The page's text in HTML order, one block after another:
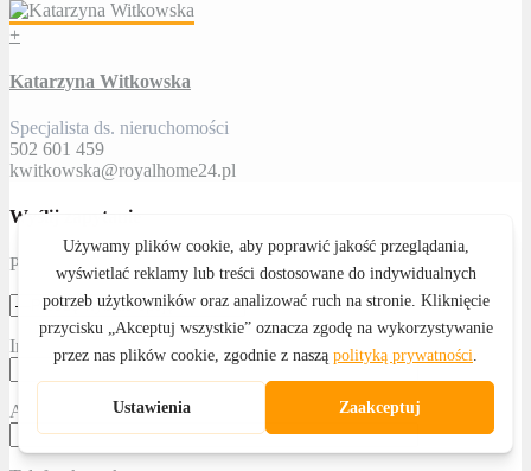
+
Katarzyna Witkowska
Specjalista ds. nieruchomości
502 601 459
kwitkowska@royalhome24.pl
Wyślij zapytanie
Proszę określić temat
Imię i nazwisko
Adres email